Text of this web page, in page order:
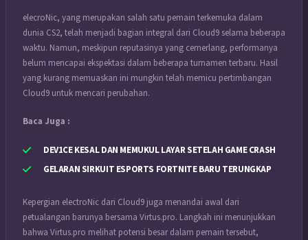
elecroNic, yang merupakan salah satu pemain terkemuka dalam
dunia CS2, telah menjadi bagian integral dari Cloud9 selama beberapa
waktu. Namun, meskipun reputasinya yang cemerlang, performanya
belum mencapai ekspektasi dalam beberapa turnamen terbaru. Hasil
yang kurang memuaskan ini mungkin telah memicu pertimbangan
Cloud9 untuk mencari perubahan.
Baca Juga :
DEV1CE KESAL DAN MEMUKUL LAYAR SETELAH GAME CRASH
GELARAN SIRKUIT ESPORTS FORTNITE BARU TERUNGKAP
Kepergian electroNic dari Cloud9 juga menandai awal dari
petualangan barunya bersama Virtus.pro. Langkah ini menunjukkan
bahwa Virtus.pro melihat potensi besar dalam pemain tersebut,